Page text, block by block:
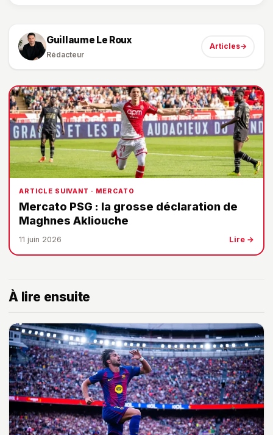
Guillaume Le Roux
Rédacteur
Articles→
ARTICLE SUIVANT · MERCATO
Mercato PSG : la grosse déclaration de
Maghnes Akliouche
11 juin 2026 Lire →
À lire ensuite